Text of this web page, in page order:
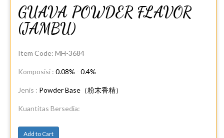
GUAVA POWDER FLAVOR
(JAMBU)
Item Code: MH-3684
Komposisi : 0.08% - 0.4%
Jenis : Powder Base（粉末香精）
Kuantitas Bersedia:
Add to Cart